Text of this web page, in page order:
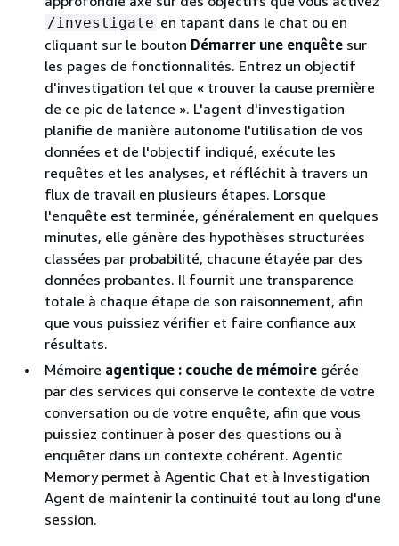
/investigate en tapant dans le chat ou en
cliquant sur le bouton Démarrer une enquête sur
les pages de fonctionnalités. Entrez un objectif
d'investigation tel que « trouver la cause première
de ce pic de latence ». L'agent d'investigation
planifie de manière autonome l'utilisation de vos
données et de l'objectif indiqué, exécute les
requêtes et les analyses, et réfléchit à travers un
flux de travail en plusieurs étapes. Lorsque
l'enquête est terminée, généralement en quelques
minutes, elle génère des hypothèses structurées
classées par probabilité, chacune étayée par des
données probantes. Il fournit une transparence
totale à chaque étape de son raisonnement, afin
que vous puissiez vérifier et faire confiance aux
résultats.
Mémoire agentique : couche de mémoire gérée
par des services qui conserve le contexte de votre
conversation ou de votre enquête, afin que vous
puissiez continuer à poser des questions ou à
enquêter dans un contexte cohérent. Agentic
Memory permet à Agentic Chat et à Investigation
Agent de maintenir la continuité tout au long d'une
session.